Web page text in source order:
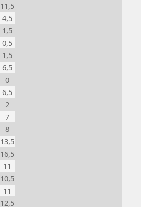
11,5
4,5
1,5
0,5
1,5
6,5
0
6,5
2
7
8
13,5
16,5
11
10,5
11
12,5